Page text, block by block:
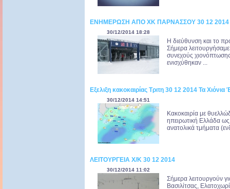
ΕΝΗΜΕΡΩΣΗ ΑΠΟ ΧΚ ΠΑΡΝΑΣΣΟΥ 30 12 2014
30/12/2014 18:28
Η διεύθυνση και το
Σήμερα
συνεχούς
ενισχύθηκαν ...
Εξελιξη κακοκαιρίας Τριτη 30 12 2014 Τα
30/12/2014 14:51
Κακοκαιρία με
ηπειρωτική Ελλάδα ως
ανατολικά τμήματα
ΛΕΙΤΟΥΡΓΕΙΑ Χ/Κ 30 12 2014
30/12/2014 11:02
Σήμερα λειτουργούν
Βασιλίτσας,